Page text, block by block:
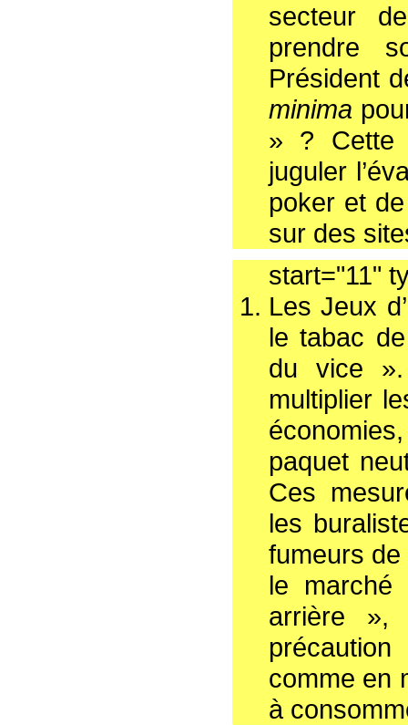
secteur
prendre
Président
minima
» ? Cette
juguler
poker et
sur des
start="11"
Les Jeux
le tabac
du vice ».
multiplier
paquet
Ces
les
fumeurs
le
arrière »,
comme en
à